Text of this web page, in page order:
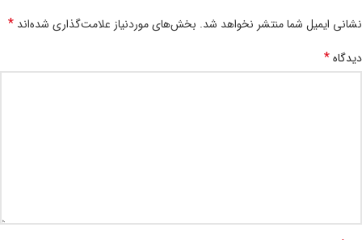
نشانی ایمیل شما منتشر نخواهد شد. بخش‌های موردنیاز علامت‌گذاری شده‌اند *
دیدگاه*